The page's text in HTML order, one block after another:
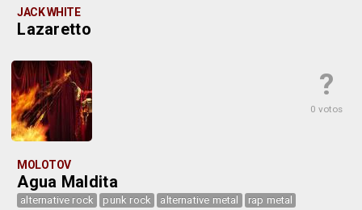
JACK WHITE
Lazaretto
?
0 votos
MOLOTOV
Agua Maldita
alternative rock punk rock alternative metal
rap metal